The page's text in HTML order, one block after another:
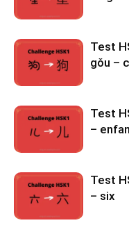
Test
gǒu –
Test
–
Test
– six